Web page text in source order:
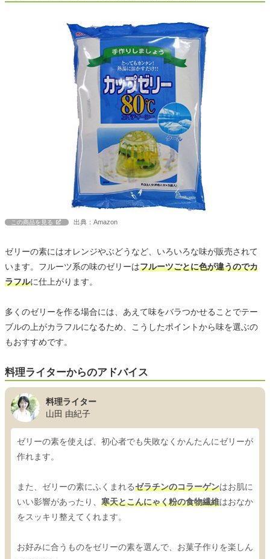
この商品を見る 出典：Amazon
ゼリーの素にはオレンジやぶどうなど、いろいろな味が販売されて
います。フルーツ系の味のゼリーはフルーツごとに色が違うのでカ
ラフルに仕上がります。
多くのゼリーを作る場合には、あえて味をバラつかせることでテー
ブルの上がカラフルになるため、こうしたポイントから味を選ぶの
もおすすめです。
料理ライターからのアドバイス
料理ライター
山田 由紀子
ゼリーの素を使えば、初心者でも失敗なくかんたんにゼリーが
作れます。
また、ゼリーの素にふくまれるゼラチンのコラーゲンはお肌に
いい影響があったり、 寒天とこんにゃく粉の食物繊維はおなか
をスッキリ整えてくれます。
お好みに合うものをゼリーの素を選んで、お菓子作りを楽しん